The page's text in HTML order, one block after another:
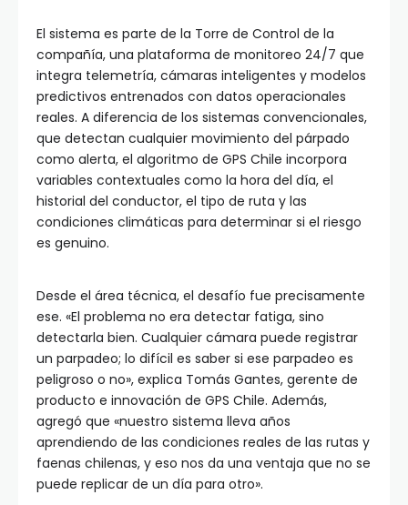
El sistema es parte de la Torre de Control de la
compañía, una plataforma de monitoreo 24/7 que
integra telemetría, cámaras inteligentes y modelos
predictivos entrenados con datos operacionales
reales. A diferencia de los sistemas convencionales,
que detectan cualquier movimiento del párpado
como alerta, el algoritmo de GPS Chile incorpora
variables contextuales como la hora del día, el
historial del conductor, el tipo de ruta y las
condiciones climáticas para determinar si el riesgo
es genuino.
Desde el área técnica, el desafío fue precisamente
ese. «El problema no era detectar fatiga, sino
detectarla bien. Cualquier cámara puede registrar
un parpadeo; lo difícil es saber si ese parpadeo es
peligroso o no», explica Tomás Gantes, gerente de
producto e innovación de GPS Chile. Además,
agregó que «nuestro sistema lleva años
aprendiendo de las condiciones reales de las rutas y
faenas chilenas, y eso nos da una ventaja que no se
puede replicar de un día para otro».